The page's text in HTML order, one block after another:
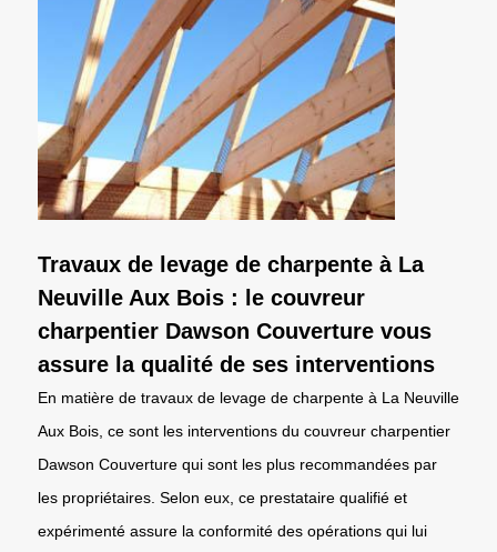
Travaux de levage de charpente à La
Neuville Aux Bois : le couvreur
charpentier Dawson Couverture vous
assure la qualité de ses interventions
En matière de travaux de levage de charpente à La Neuville
Aux Bois, ce sont les interventions du couvreur charpentier
Dawson Couverture qui sont les plus recommandées par
les propriétaires. Selon eux, ce prestataire qualifié et
expérimenté assure la conformité des opérations qui lui